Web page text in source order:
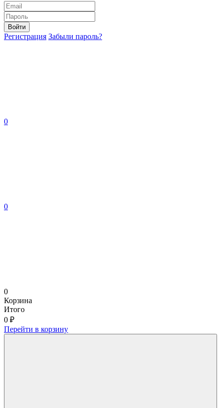
Войти
Регистрация Забыли пароль?
0
0
0
Корзина
Итого
0 ₽
Перейти в корзину